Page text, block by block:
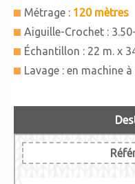
Métrage : 120 mètres
Aiguille-Crochet :
Échantillon : 22 m. x
Lavage : en machine à